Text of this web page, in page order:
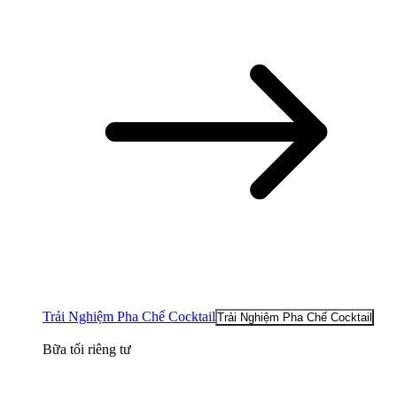
Trải Nghiệm Pha Chế Cocktail Trải Nghiệm Pha Chế Cocktail
Bữa tối riêng tư